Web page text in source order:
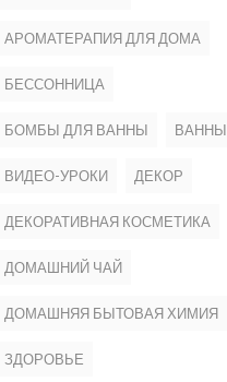
АРОМАТЕРАПИЯ ДЛЯ ДОМА
БЕССОННИЦА
БОМБЫ ДЛЯ ВАННЫ ВАННЫ
ВИДЕО-УРОКИ ДЕКОР
ДЕКОРАТИВНАЯ КОСМЕТИКА
ДОМАШНИЙ ЧАЙ
ДОМАШНЯЯ БЫТОВАЯ ХИМИЯ
ЗДОРОВЬЕ